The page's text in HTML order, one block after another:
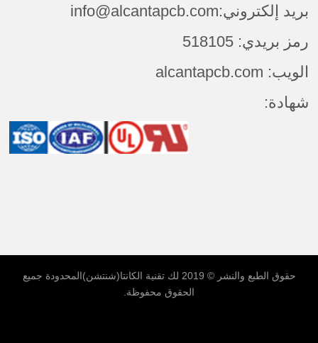
بريد إلكتروني:info@alcantapcb.com
رمز بريدي: 518105
الويب: alcantapcb.com
شهادة:
حقوق الطبع والنشر © 2019 لك تقنية الكانتا(شنتشن)المحدودة جميع
الحقوق محفوظة.